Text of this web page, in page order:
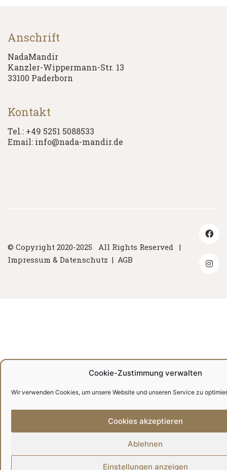
Cookie-Zustimmung verwalten
Wir verwenden Cookies, um unsere Website und unseren Service zu
Cookies akzeptieren
Ablehnen
Einstellungen anzeigen
Anschrift
NadaMandir
Kanzler-Wippermann-Str. 13
33100 Paderborn
Kontakt
Tel.: +49 5251 5088533
Email: info@nada-mandir.de
© Copyright 2020-2025 All Rights Reserved |
Impressum & Datenschutz | AGB